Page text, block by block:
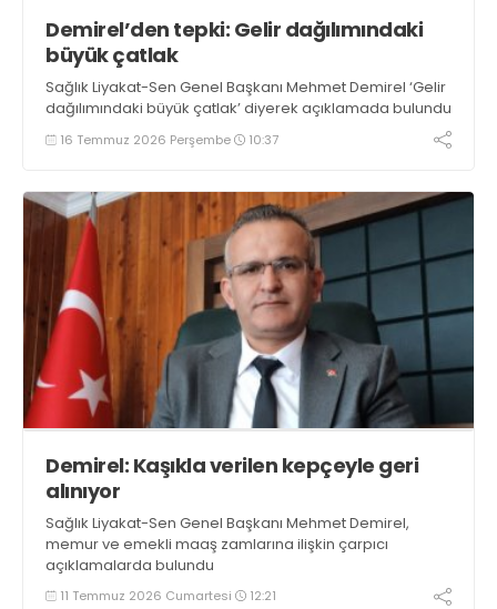
Demirel’den tepki: Gelir dağılımındaki
büyük çatlak
Sağlık Liyakat-Sen Genel Başkanı Mehmet Demirel ‘Gelir
dağılımındaki büyük çatlak’ diyerek açıklamada bulundu
16 Temmuz 2026 Perşembe 10:37
Demirel: Kaşıkla verilen kepçeyle geri
alınıyor
Sağlık Liyakat-Sen Genel Başkanı Mehmet Demirel,
memur ve emekli maaş zamlarına ilişkin çarpıcı
açıklamalarda bulundu
11 Temmuz 2026 Cumartesi 12:21